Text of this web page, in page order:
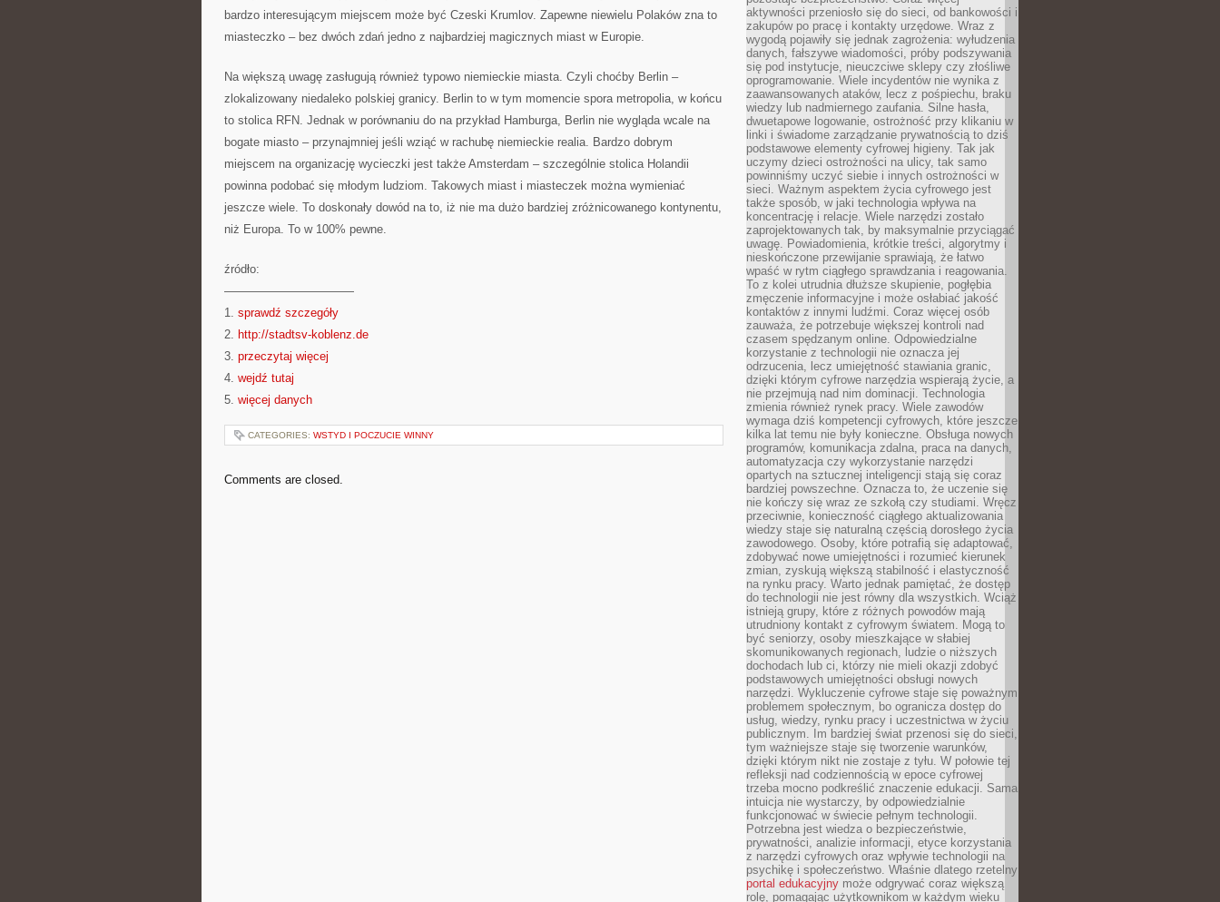
bardzo interesującym miejscem może być Czeski Krumlov. Zapewne niewielu Polaków zna to
miasteczko – bez dwóch zdań jedno z najbardziej magicznych miast w Europie.
Na większą uwagę zasługują również typowo niemieckie miasta. Czyli choćby Berlin –
zlokalizowany niedaleko polskiej granicy. Berlin to w tym momencie spora metropolia, w końcu
to stolica RFN. Jednak w porównaniu do na przykład Hamburga, Berlin nie wygląda wcale na
bogate miasto – przynajmniej jeśli wziąć w rachubę niemieckie realia. Bardzo dobrym
miejscem na organizację wycieczki jest także Amsterdam – szczególnie stolica Holandii
powinna podobać się młodym ludziom. Takowych miast i miasteczek można wymieniać
jeszcze wiele. To doskonały dowód na to, iż nie ma dużo bardziej zróżnicowanego kontynentu,
niż Europa. To w 100% pewne.
źródło:
———————————
1. sprawdź szczegóły
2. http://stadtsv-koblenz.de
3. przeczytaj więcej
4. wejdź tutaj
5. więcej danych
CATEGORIES: WSTYD I POCZUCIE WINNY
Comments are closed.
aktywności przeniosło się do sieci, od bankowości i
zakupów po pracę i kontakty urzędowe. Wraz z
wygodą pojawiły się jednak zagrożenia: wyłudzenia
danych, fałszywe wiadomości, próby podszywania
się pod instytucje, nieuczciwe sklepy czy złośliwe
oprogramowanie. Wiele incydentów nie wynika z
zaawansowanych ataków, lecz z pośpiechu, braku
wiedzy lub nadmiernego zaufania. Silne hasła,
dwuetapowe logowanie, ostrożność przy klikaniu w
linki i świadome zarządzanie prywatnością to dziś
podstawowe elementy cyfrowej higieny. Tak jak
uczymy dzieci ostrożności na ulicy, tak samo
powinniśmy uczyć siebie i innych ostrożności w
sieci. Ważnym aspektem życia cyfrowego jest
także sposób, w jaki technologia wpływa na
koncentrację i relacje. Wiele narzędzi zostało
zaprojektowanych tak, by maksymalnie przyciągać
uwagę. Powiadomienia, krótkie treści, algorytmy i
nieskończone przewijanie sprawiają, że łatwo
wpaść w rytm ciągłego sprawdzania i reagowania.
To z kolei utrudnia dłuższe skupienie, pogłębia
zmęczenie informacyjne i może osłabiać jakość
kontaktów z innymi ludźmi. Coraz więcej osób
zauważa, że potrzebuje większej kontroli nad
czasem spędzanym online. Odpowiedzialne
korzystanie z technologii nie oznacza jej
odrzucenia, lecz umiejętność stawiania granic,
dzięki którym cyfrowe narzędzia wspierają życie, a
nie przejmują nad nim dominacji. Technologia
zmienia również rynek pracy. Wiele zawodów
wymaga dziś kompetencji cyfrowych, które jeszcze
kilka lat temu nie były konieczne. Obsługa nowych
programów, komunikacja zdalna, praca na danych,
automatyzacja czy wykorzystanie narzędzi
opartych na sztucznej inteligencji stają się coraz
bardziej powszechne. Oznacza to, że uczenie się
nie kończy się wraz ze szkołą czy studiami. Wręcz
przeciwnie, konieczność ciągłego aktualizowania
wiedzy staje się naturalną częścią dorosłego życia
zawodowego. Osoby, które potrafią się adaptować,
zdobywać nowe umiejętności i rozumieć kierunek
zmian, zyskują większą stabilność i elastyczność
na rynku pracy. Warto jednak pamiętać, że dostęp
do technologii nie jest równy dla wszystkich. Wciąż
istnieją grupy, które z różnych powodów mają
utrudniony kontakt z cyfrowym światem. Mogą to
być seniorzy, osoby mieszkające w słabiej
skomunikowanych regionach, ludzie o niższych
dochodach lub ci, którzy nie mieli okazji zdobyć
podstawowych umiejętności obsługi nowych
narzędzi. Wykluczenie cyfrowe staje się poważnym
problemem społecznym, bo ogranicza dostęp do
usług, wiedzy, rynku pracy i uczestnictwa w życiu
publicznym. Im bardziej świat przenosi się do sieci,
tym ważniejsze staje się tworzenie warunków,
dzięki którym nikt nie zostaje z tyłu. W połowie tej
refleksji nad codziennością w epoce cyfrowej
trzeba mocno podkreślić znaczenie edukacji. Sama
intuicja nie wystarczy, by odpowiedzialnie
funkcjonować w świecie pełnym technologii.
Potrzebna jest wiedza o bezpieczeństwie,
prywatności, analizie informacji, etyce korzystania
z narzędzi cyfrowych oraz wpływie technologii na
psychikę i społeczeństwo. Właśnie dlatego rzetelny
portal edukacyjny może odgrywać coraz większą
rolę, pomagając użytkownikom w każdym wieku